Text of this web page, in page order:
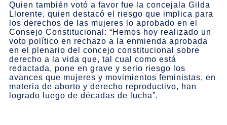
Quien también votó a favor fue la concejala Gilda
Llorente, quien destacó el riesgo que implica para
los derechos de las mujeres lo aprobado en el
Consejo Constitucional: “Hemos hoy realizado un
voto político en rechazo a la enmienda aprobada
en el plenario del concejo constitucional sobre
derecho a la vida que, tal cual como está
redactada, pone en grave y serio riesgo los
avances que mujeres y movimientos feministas, en
materia de aborto y derecho reproductivo, han
logrado luego de décadas de lucha”.